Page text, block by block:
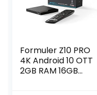
Formuler Z10 PRO
4K Android 10 OTT
2GB RAM 16GB